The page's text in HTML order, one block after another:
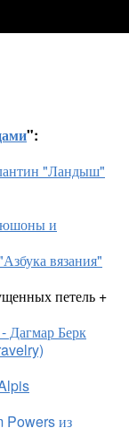
":
"Ландыш"
и
вязания"
петель +
Дагмар Берк
Powers из